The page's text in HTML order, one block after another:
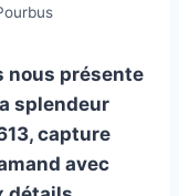
nous présente
splendeur
capture
avec